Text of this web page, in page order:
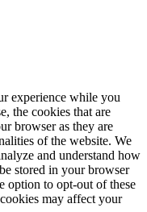
experience while you
the cookies that are
browser as they are
of the website. We
and understand how
stored in your browser
option to opt-out of these
may affect your